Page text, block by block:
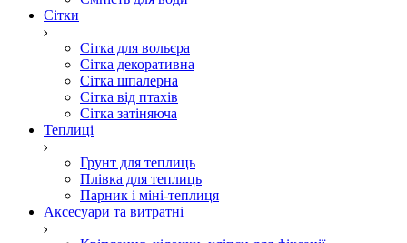
Сітки
Сітка для вольєра
Сітка декоративна
Сітка шпалерна
Сітка від птахів
Сітка затіняюча
Теплиці
Грунт для теплиць
Плівка для теплиць
Парник і міні-теплиця
Аксесуари та витратні